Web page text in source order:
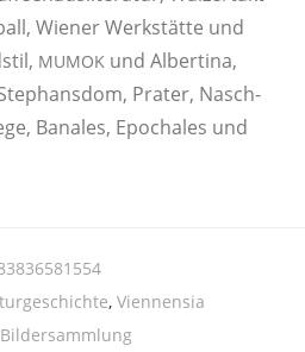
Wie­ner Werk­stät­te und
MUMOK und Alber­ti­na,
Pra­ter, Nasch­
Bana­les, Epo­cha­les und
, Viennensia
Bildersammlung